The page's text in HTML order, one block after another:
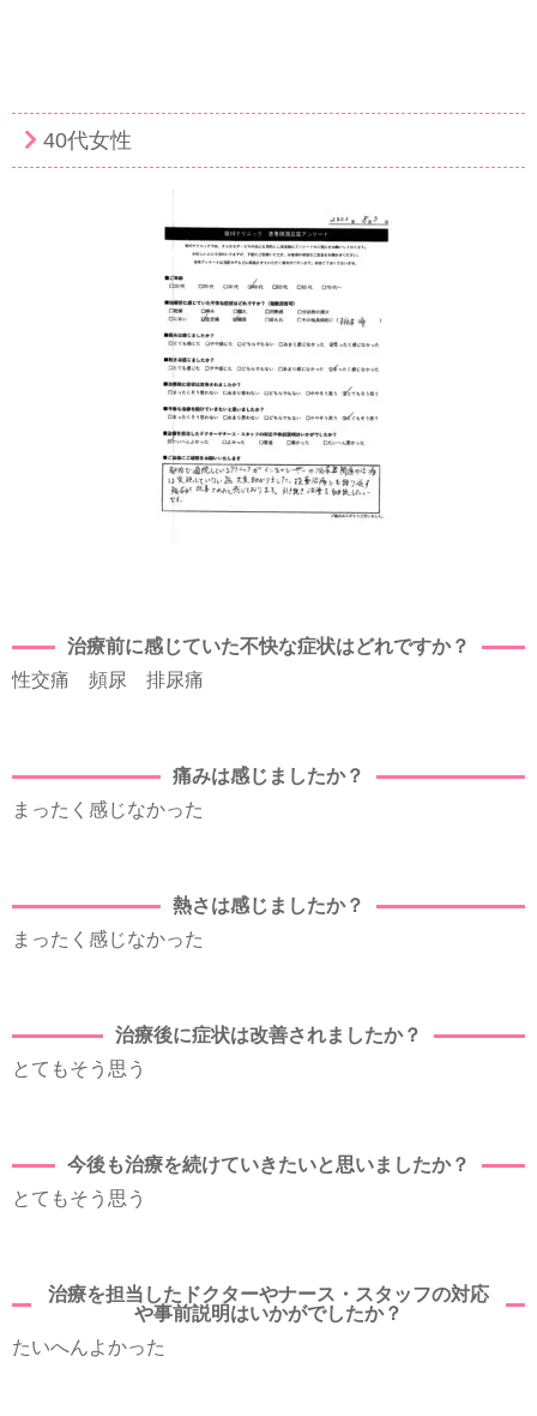
40代女性
治療前に感じていた不快な症状はどれですか？
性交痛 頻尿 排尿痛
痛みは感じましたか？
まったく感じなかった
熱さは感じましたか？
まったく感じなかった
治療後に症状は改善されましたか？
とてもそう思う
今後も治療を続けていきたいと思いましたか？
とてもそう思う
治療を担当したドクターやナース・スタッフの対応
や事前説明はいかがでしたか？
たいへんよかった